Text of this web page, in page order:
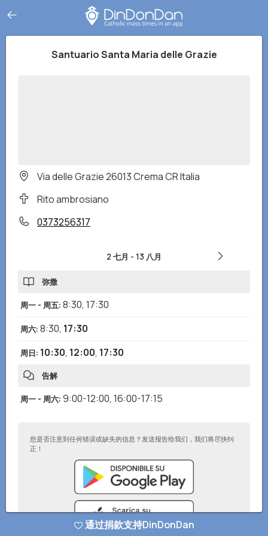
Santuario Santa Maria delle Grazie
Via delle Grazie 26013 Crema CR Italia
Rito ambrosiano
0373256317
2 七月 - 13 八月
弥撒
周一 - 周五: 8:30, 17:30
周六: 8:30, 17:30
周日: 10:30, 12:00, 17:30
告解
周一 - 周六: 9:00-12:00, 16:00-17:15
您是否注意到任何错误或缺失的信息？发送报告给我们，我们将尽快纠
正！
通过捐款支持DinDonDan